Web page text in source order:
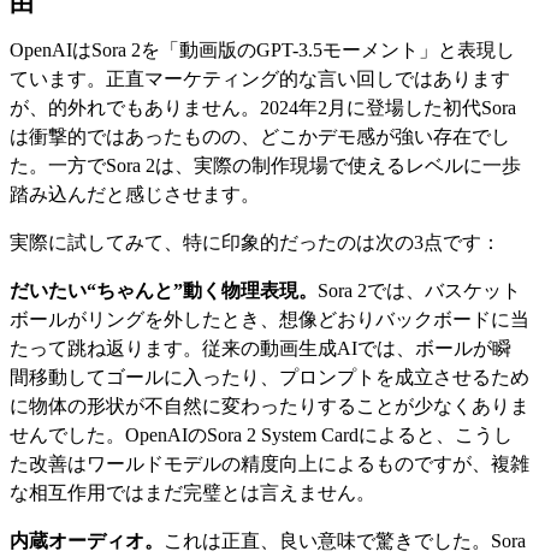
OpenAIはSora 2を「動画版のGPT-3.5モーメント」と表現し
ています。正直マーケティング的な言い回しではあります
が、的外れでもありません。2024年2月に登場した初代Sora
は衝撃的ではあったものの、どこかデモ感が強い存在でし
た。一方でSora 2は、実際の制作現場で使えるレベルに一歩
踏み込んだと感じさせます。
実際に試してみて、特に印象的だったのは次の3点です：
だいたい“ちゃんと”動く物理表現。 Sora 2では、バスケット
ボールがリングを外したとき、想像どおりバックボードに当
たって跳ね返ります。従来の動画生成AIでは、ボールが瞬
間移動してゴールに入ったり、プロンプトを成立させるため
に物体の形状が不自然に変わったりすることが少なくありま
せんでした。OpenAIのSora 2 System Cardによると、こうし
た改善はワールドモデルの精度向上によるものですが、複雑
な相互作用ではまだ完璧とは言えません。
内蔵オーディオ。
これは正直、良い意味で驚きでした。Sora